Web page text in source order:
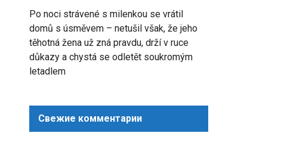
Po noci strávené s milenkou se vrátil
domů s úsměvem – netušil však, že jeho
těhotná žena už zná pravdu, drží v ruce
důkazy a chystá se odletět soukromým
letadlem
Свежие комментарии